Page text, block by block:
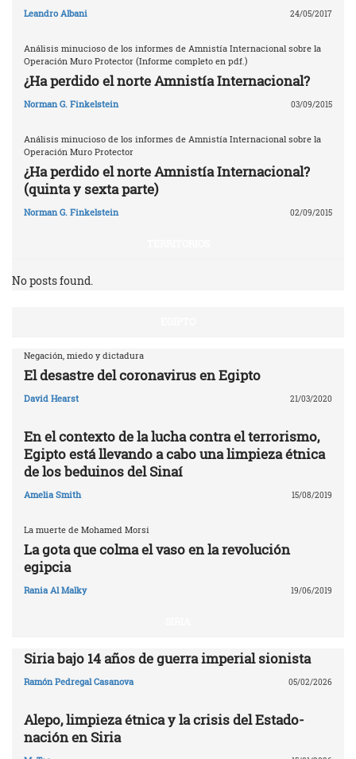
Leandro Albani 24/05/2017
Análisis minucioso de los informes de Amnistía Internacional sobre la
Operación Muro Protector (Informe completo en pdf.)
¿Ha perdido el norte Amnistía Internacional?
Norman G. Finkelstein 03/09/2015
Análisis minucioso de los informes de Amnistía Internacional sobre la
Operación Muro Protector
¿Ha perdido el norte Amnistía Internacional?
(quinta y sexta parte)
Norman G. Finkelstein 02/09/2015
No posts found.
Negación, miedo y dictadura
El desastre del coronavirus en Egipto
David Hearst 21/03/2020
En el contexto de la lucha contra el terrorismo,
Egipto está llevando a cabo una limpieza étnica
de los beduinos del Sinaí
Amelia Smith 15/08/2019
La muerte de Mohamed Morsi
La gota que colma el vaso en la revolución
egipcia
Rania Al Malky 19/06/2019
Siria bajo 14 años de guerra imperial sionista
Ramón Pedregal Casanova 05/02/2026
Alepo, limpieza étnica y la crisis del Estado-
nación en Siria